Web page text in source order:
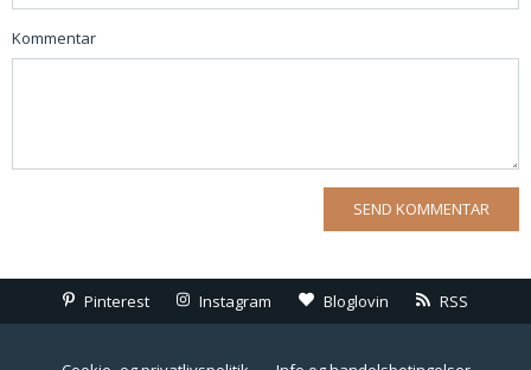
Kommentar
Pinterest Instagram Bloglovin RSS